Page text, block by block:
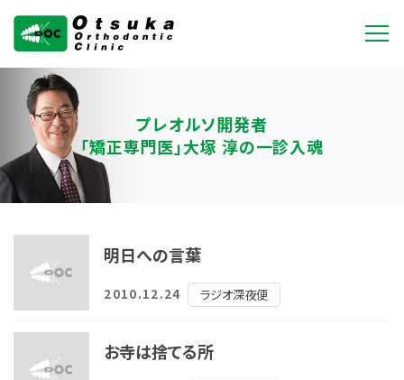
大塚矯正歯科クリニ
ック
プレオルソ開発者
「矯正専門医」大塚 淳の一診入魂
明日への言葉
2010.12.24 ラジオ深夜便
お寺は捨てる所